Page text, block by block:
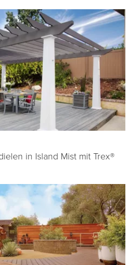
in Island Mist mit Trex®